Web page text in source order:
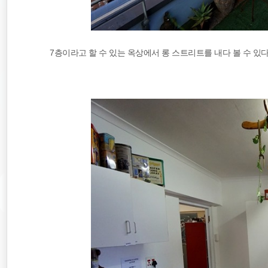
7층이라고 할 수 있는 옥상에서 롱 스트리트를 내다 볼 수 있